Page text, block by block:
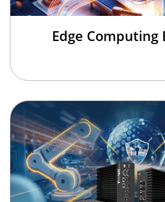
Edge Computing